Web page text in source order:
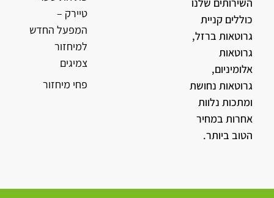
כוללים קניית
גרוטאות ברזל,
גרוטאות
אלומיניום,
גרוטאות נחושת
ומתכות נלוות
אחרות במחיר
הטוב ביותר.
טיירק –
המפעל החדש
למיחזור
צמיגים
פחי מיחזור